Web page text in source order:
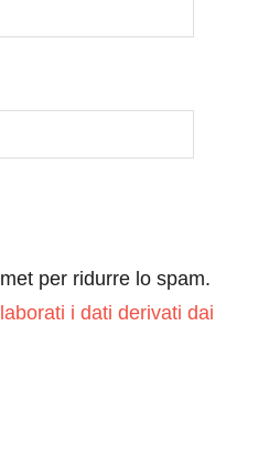
per ridurre lo spam.
i dati derivati dai